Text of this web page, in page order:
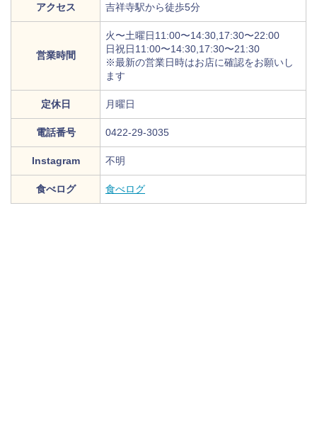
アクセス 吉祥寺駅から徒歩5分
営業時間
火〜土曜日11:00〜14:30,17:30〜22:00
日祝日11:00〜14:30,17:30〜21:30
※最新の営業日時はお店に確認をお願いし
ます
定休日 月曜日
電話番号 0422-29-3035
Instagram 不明
食べログ 食べログ